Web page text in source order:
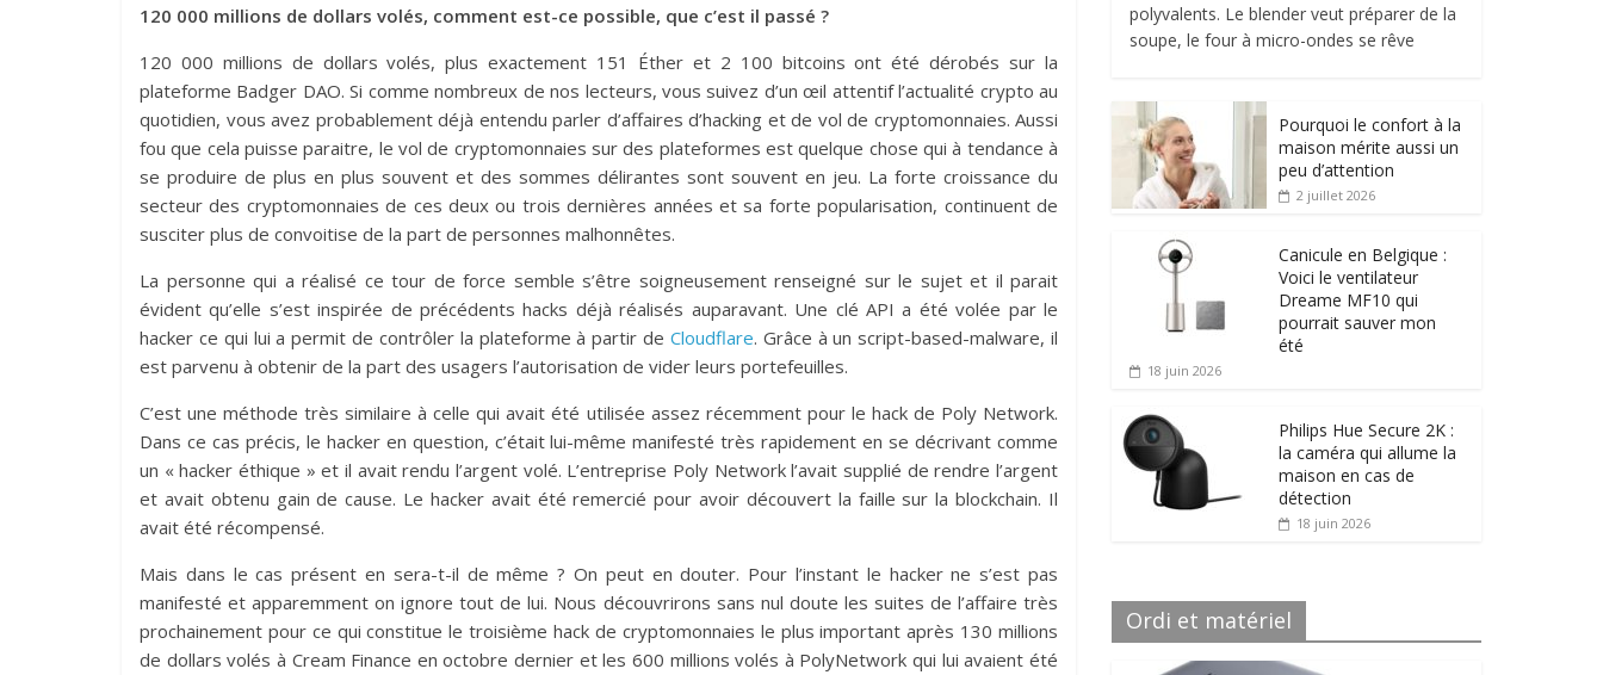
120 000 millions de dollars volés, comment est-ce possible, que c’est il passé ?
120 000 millions de dollars volés, plus exactement 151 Éther et 2 100 bitcoins ont été dérobés sur la
plateforme Badger DAO. Si comme nombreux de nos lecteurs, vous suivez d’un œil attentif l’actualité crypto au
quotidien, vous avez probablement déjà entendu parler d’affaires d’hacking et de vol de cryptomonnaies. Aussi
fou que cela puisse paraitre, le vol de cryptomonnaies sur des plateformes est quelque chose qui à tendance à
se produire de plus en plus souvent et des sommes délirantes sont souvent en jeu. La forte croissance du
secteur des cryptomonnaies de ces deux ou trois dernières années et sa forte popularisation, continuent de
susciter plus de convoitise de la part de personnes malhonnêtes.
La personne qui a réalisé ce tour de force semble s’être soigneusement renseigné sur le sujet et il parait
évident qu’elle s’est inspirée de précédents hacks déjà réalisés auparavant. Une clé API a été volée par le
hacker ce qui lui a permit de contrôler la plateforme à partir de Cloudflare. Grâce à un script-based-malware, il
est parvenu à obtenir de la part des usagers l’autorisation de vider leurs portefeuilles.
C’est une méthode très similaire à celle qui avait été utilisée assez récemment pour le hack de Poly Network.
Dans ce cas précis, le hacker en question, c’était lui-même manifesté très rapidement en se décrivant comme
un « hacker éthique » et il avait rendu l’argent volé. L’entreprise Poly Network l’avait supplié de rendre l’argent
et avait obtenu gain de cause. Le hacker avait été remercié pour avoir découvert la faille sur la blockchain. Il
avait été récompensé.
Mais dans le cas présent en sera-t-il de même ? On peut en douter. Pour l’instant le hacker ne s’est pas
manifesté et apparemment on ignore tout de lui. Nous découvrirons sans nul doute les suites de l’affaire très
prochainement pour ce qui constitue le troisième hack de cryptomonnaies le plus important après 130 millions
de dollars volés à Cream Finance en octobre dernier et les 600 millions volés à PolyNetwork qui lui avaient été
polyvalents. Le blender veut préparer de la
soupe, le four à micro-ondes se rêve
Pourquoi le confort à la
maison mérite aussi un
peu d’attention
2 juillet 2026
Canicule en Belgique :
Voici le ventilateur
Dreame MF10 qui
pourrait sauver mon
été
18 juin 2026
Philips Hue Secure 2K :
la caméra qui allume la
maison en cas de
détection
18 juin 2026
Ordi et matériel